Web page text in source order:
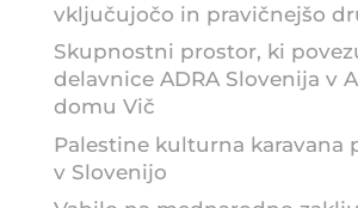
vključujočo in pravičnejšo
Skupnostni prostor, ki
delavnice ADRA Slovenija v
domu Vič
Palestine kulturna karavana
v Slovenijo